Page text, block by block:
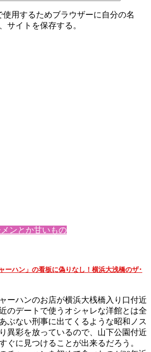
使用するためブラウザーに自分の名
サイトを保存する。
ンとか甘いもの
ーハン」の看板に偽りなし！横浜大浅橋のザ･
ーハンのお店が横浜大桟橋入り口付近
のデートで使うオシャレな洋館とは全
ぶない刑事に出てくるような昭和ノス
異彩を放っているので、山下公園付近
ぐに見つけることが出来るだろう。